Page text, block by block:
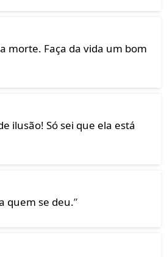
morte. Faça da vida um bom
ilusão! Só sei que ela está
quem se deu.”